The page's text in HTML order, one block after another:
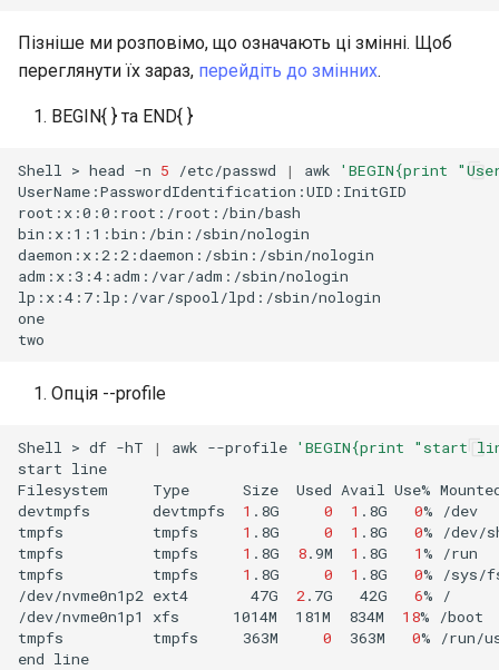
Пізніше ми розповімо, що означають ці змінні. Щоб
переглянути їх зараз, перейдіть до змінних.
BEGIN{ } та END{ }
Shell > head -n 5 /etc/passwd | awk
'BEGIN{print
UserName:PasswordIdentification:UID:InitGID
root:x:0:0:root:/root:/bin/bash
bin:x:1:1:bin:/bin:/sbin/nologin
daemon:x:2:2:daemon:/sbin:/sbin/nologin
adm:x:3:4:adm:/var/adm:/sbin/nologin
lp:x:4:7:lp:/var/spool/lpd:/sbin/nologin
one
Опція --profile
Shell > df -hT | awk --profile 'BEGIN{print "start
start line
Filesystem
Type Size Used Avail Use%
devtmpfs
devtmpfs 1 .8G 0 1 .8G 0%
/dev
tmpfs
tmpfs 1 .8G 0 1 .8G 0%
/dev/
tmpfs
tmpfs 1 .8G 8.9M 1 .8G 1%
/run
tmpfs
tmpfs 1 .8G 0 1 .8G 0%
/sys/
/dev/nvme0n1p2 ext4 47G 2 .7G 42G 6%
/
/dev/nvme0n1p1
xfs 1014M 181M 834M 18%
/boot
tmpfs
tmpfs 363M 0 363M 0%
/run/
end line